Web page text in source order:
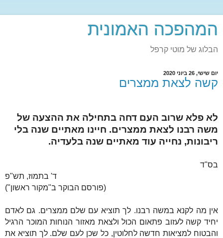
המהפכה האמונית
הבלוג של מוטי קרפל
יום שישי, 26 ביוני 2020
קשה לצאת ממצרים
לא פלא שרוב העם דחה בתחילה את ההצעה של
משה רבנו לצאת ממצרים. חיינו מאתיים שנה בלי
ריבונות, נחייה עוד מאתיים שנה בלעדיה.
בס"ד
ד' בתמוז, תש"פ
(פורסם הבוקר ב"מקור ראשון")
אין מה לקנא במשה רבנו. לך תוציא עם שלם ממצרים. גם לאדם
יחיד קשה לעזוב פתאום הכול ולצאת מאזור הנוחות המוכר הרגיל
והבטוח למציאות חדשה לחלוטין, כל שכן לעם שלם. לך תוציא את